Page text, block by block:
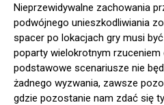
Nieprzewidywalne zachowania
podwójnego unieszkodliwiania
spacer po lokacjach gry musi
poparty wielokrotnym rzuceniem
podstawowe scenariusze nie
żadnego wyzwania, zawsze
gdzie pozostanie nam zdać się